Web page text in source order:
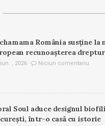
România susține la
recunoașterea
, 2026 Niciun comentariu
Soul aduce designul
într-o casă cu istorie